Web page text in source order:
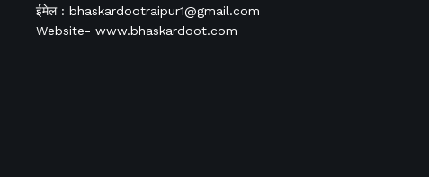
ईमेल : bhaskardootraipur1@gmail.com
Website- www.bhaskardoot.com